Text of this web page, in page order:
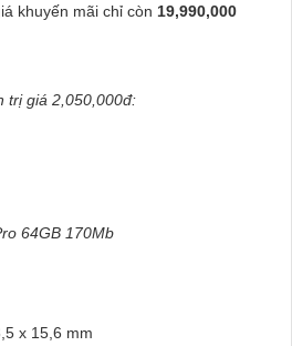
khuyến mãi chỉ còn 19,990,000
trị giá 2,050,000đ:
64GB 170Mb
x 15,6 mm